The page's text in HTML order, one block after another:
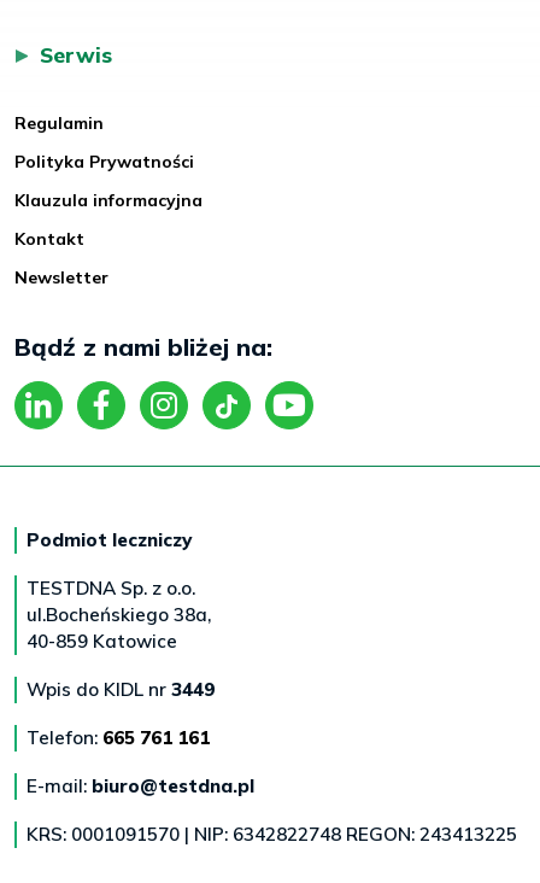
Serwis
Regulamin
Polityka Prywatności
Klauzula informacyjna
Kontakt
Newsletter
Bądź z nami bliżej na:
Podmiot leczniczy
TESTDNA Sp. z o.o.
ul.Bocheńskiego 38a,
40-859 Katowice
Wpis do KIDL nr 3449
Telefon: 665 761 161
E-mail: biuro@testdna.pl
KRS: 0001091570 | NIP: 6342822748 REGON: 243413225